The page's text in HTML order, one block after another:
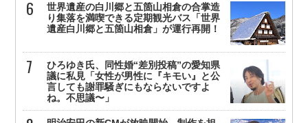
世界遺産の白川郷と五箇山相倉の合掌造
り集落を満喫できる定期観光バス「世界
遺産白川郷と五箇山相倉」が運行再開！
ひろゆき氏、同性婚“差別投稿”の愛知県
議に私見「女性が男性に『キモい』と公
言しても謝罪騒ぎにもならないですよ
ね。不思議〜」